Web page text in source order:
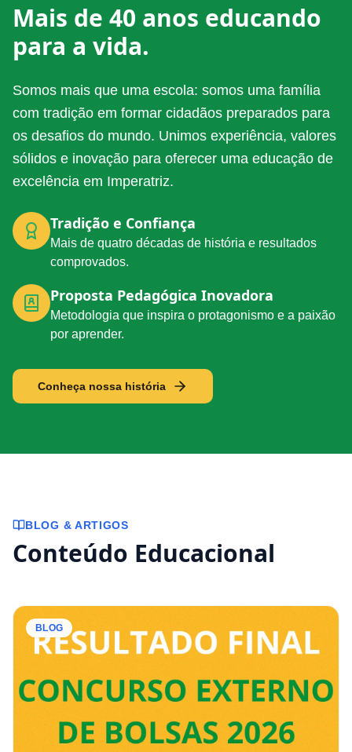
Mais de 40 anos educando
para a vida.
Somos mais que uma escola: somos uma família
com tradição em formar cidadãos preparados para
os desafios do mundo. Unimos experiência, valores
sólidos e inovação para oferecer uma educação de
excelência em Imperatriz.
Tradição e Confiança
Mais de quatro décadas de história e resultados
comprovados.
Proposta Pedagógica Inovadora
Metodologia que inspira o protagonismo e a paixão
por aprender.
Conheça nossa história
BLOG & ARTIGOS
Conteúdo Educacional
BLOG